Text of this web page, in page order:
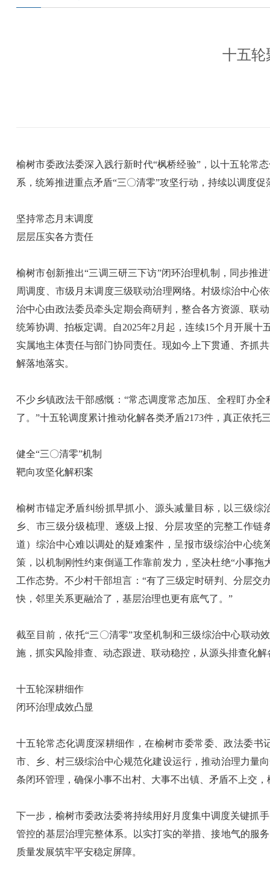
十五轮
榆树市委政法委深入践行新时代“枫桥经验”，以十五轮常
系，统筹推进重点矛盾“三〇清零”攻坚行动，持续以调度
坚持常态月末调度
层层压实各方责任
榆树市创新推出“三调三研三下访”闭环治理机制，同步推
周调度、市级月末调度三级联动治理网络。村级综治中心
治中心由政法委员牵头定期会商研判，整合各方资源、联
统筹协调、拍板定调。自2025年2月起，连续15个月开展
实属地主体责任与部门协同责任。现如今上下贯通、齐抓
解落地落实。
不少乡镇政法干部感慨：“常态调度常态加压、全程盯办
了。”十五轮调度累计推动化解各类矛盾2173件，真正依
健全“三〇清零”机制
靶向攻坚化解积案
榆树市锚定矛盾纠纷抓早抓小、源头减量目标，以三级综
乡、市三级分级梳理、逐级上报、分层攻坚的完整工作
道）综治中心难以调处的疑难案件，呈报市级综治中心
策，以机制刚性约束倒逼工作靠前发力，坚决杜绝“小事
工作态势。不少村干部坦言：“有了三级定时研判、分层
快，邻里关系更融洽了，基层治理也更有底气了。”
截至目前，依托“三〇清零”攻坚机制和三级综治中心联动
施，抓实风险排查、动态跟进、联动稳控，从源头排查化
十五轮深耕细作
闭环治理成效凸显
十五轮常态化调度深耕细作，在榆树市委常委、政法委
市、乡、村三级综治中心规范化建设运行，推动治理力
条闭环管理，确保小事不出村、大事不出镇、矛盾不上交
下一步，榆树市委政法委将持续用好月度集中调度关键抓
管控的基层治理完整体系。以实打实的举措、接地气的服
质量发展筑牢平安稳定屏障。